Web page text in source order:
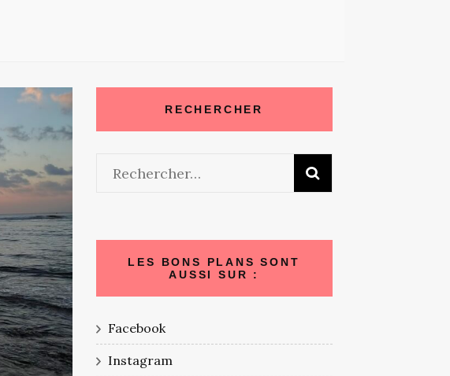
RECHERCHER
LES BONS PLANS SONT
AUSSI SUR :
Facebook
Instagram